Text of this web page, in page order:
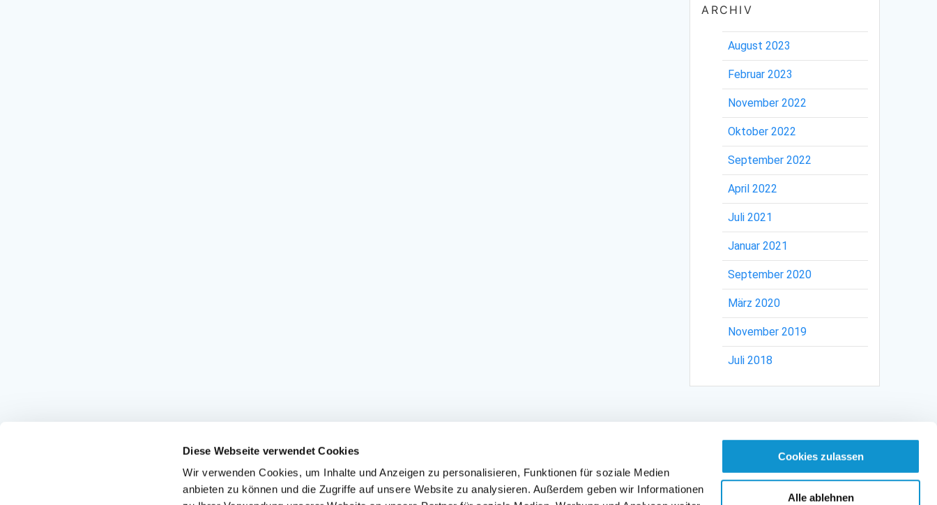
Diese Webseite verwendet Cookies
Wir verwenden Cookies, um Inhalte und Anzeigen zu personalisieren, Funktionen für soziale Medien
anbieten zu können und die Zugriffe auf unsere Website zu analysieren. Außerdem geben wir Informationen
Cookies zulassen
Alle ablehnen
ARCHIV
August 2023
Februar 2023
November 2022
Oktober 2022
September 2022
April 2022
Juli 2021
Januar 2021
September 2020
März 2020
November 2019
Juli 2018